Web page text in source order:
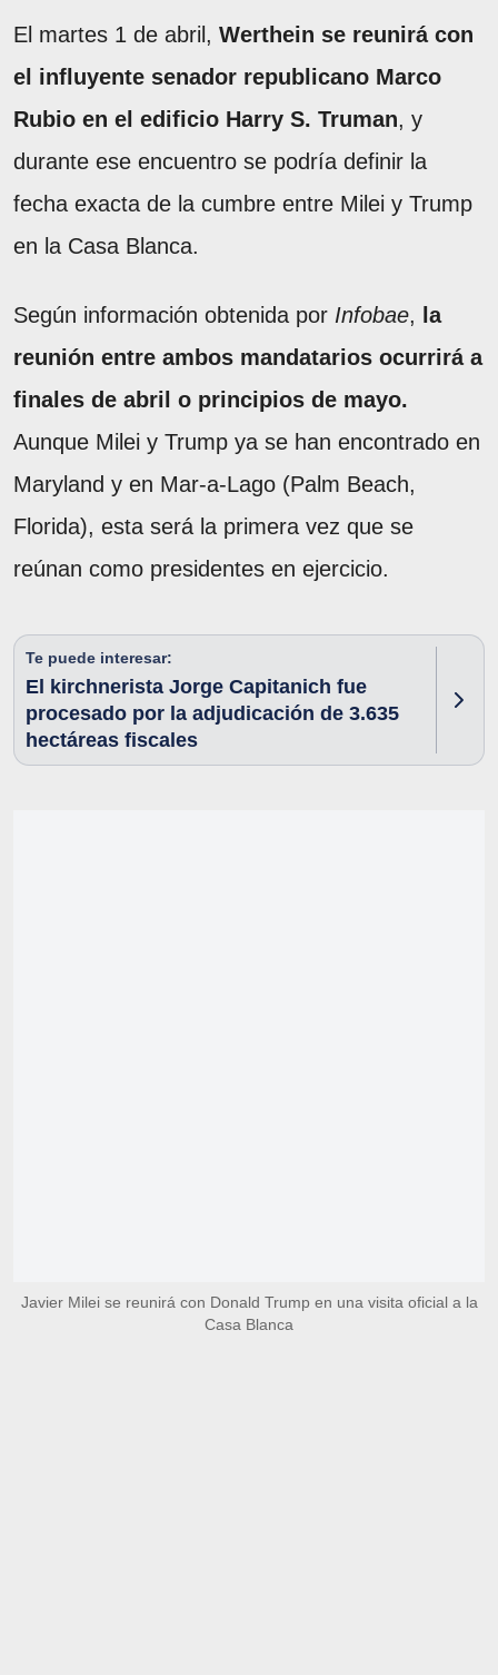
El martes 1 de abril, Werthein se reunirá con
el influyente senador republicano Marco
Rubio en el edificio Harry S. Truman, y
durante ese encuentro se podría definir la
fecha exacta de la cumbre entre Milei y Trump
en la Casa Blanca.
Según información obtenida por Infobae,
la
reunión entre ambos mandatarios ocurrirá a
finales de abril o principios de mayo.
Aunque Milei y Trump ya se han encontrado en
Maryland y en Mar-a-Lago (Palm Beach,
Florida), esta será la primera vez que se
reúnan como presidentes en ejercicio.
Te puede interesar:
El kirchnerista Jorge Capitanich fue
procesado por la adjudicación de 3.635
hectáreas fiscales
Javier Milei se reunirá con Donald Trump en una visita oficial a la
Casa Blanca